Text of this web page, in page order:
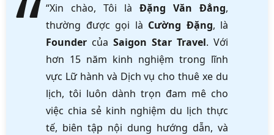
“Xin chào, Tôi là Đặng Văn Đẳng,
thường được gọi là Cường Đặng, là
Founder của Saigon Star Travel. Với
hơn 15 năm kinh nghiệm trong lĩnh
vực Lữ hành và Dịch vụ cho thuê xe du
lịch, tôi luôn dành trọn đam mê cho
việc chia sẻ kinh nghiệm du lịch thực
tế, biên tập nội dung hướng dẫn, và